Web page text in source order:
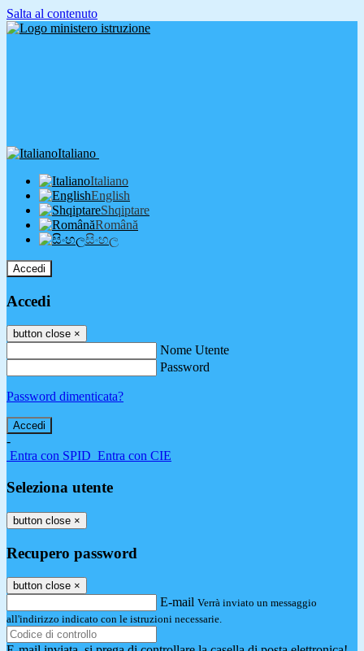
Salta al contenuto
Italiano
Italiano
English
Shqiptare
Română
සිංහල
Accedi
Accedi
button close ×
Nome Utente
Password
Password dimenticata?
-
Entra con SPID Entra con CIE
Seleziona utente
button close ×
Recupero password
button close ×
E-mail Verrà inviato un messaggio
all'indirizzo indicato con le istruzioni necessarie.